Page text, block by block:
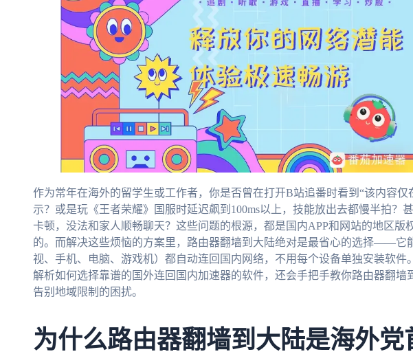
作为常年在海外的留学生或工作者，你是否曾在打开B站追番时看到“该内容仅
示？或是玩《王者荣耀》国服时延迟飙到100ms以上，技能放出去都慢半拍？
卡顿，没法和家人顺畅聊天？这些问题的根源，都是国内APP和网站的地区版
的。而解决这些烦恼的方案里，路由器翻墙到大陆绝对是最省心的选择——它
视、手机、电脑、游戏机）都自动连回国内网络，不用每个设备单独安装软件
解析如何选择靠谱的国外连回国内加速器的软件，还会手把手教你路由器翻墙
告别地域限制的困扰。
为什么路由器翻墙到大陆是海外党